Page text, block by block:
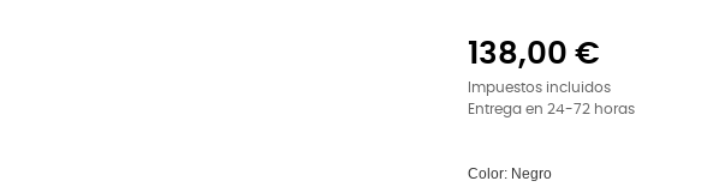
138,00 €
Impuestos incluidos
Entrega en 24-72 horas
Color: Negro